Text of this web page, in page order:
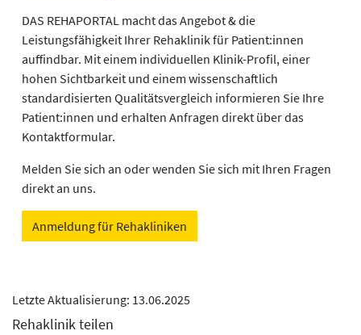
DAS REHAPORTAL macht das Angebot & die
Leistungsfähigkeit Ihrer Rehaklinik für Patient:innen
auffindbar. Mit einem individuellen Klinik-Profil, einer
hohen Sichtbarkeit und einem wissenschaftlich
standardisierten Qualitätsvergleich informieren Sie Ihre
Patient:innen und erhalten Anfragen direkt über das
Kontaktformular.
Melden Sie sich an oder wenden Sie sich mit Ihren Fragen
direkt an uns.
Anmeldung für Rehakliniken
Letzte Aktualisierung: 13.06.2025
Rehaklinik teilen